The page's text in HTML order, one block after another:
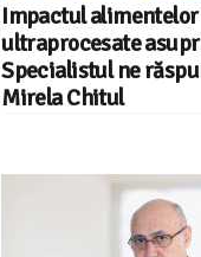
Impactul alimentelor
ultraprocesate
Specialistul ne
Mirela Chitul